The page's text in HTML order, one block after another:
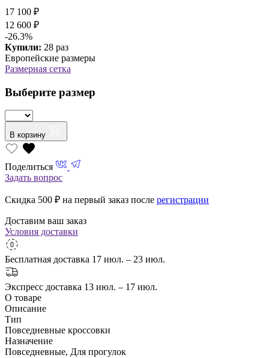
17 100 ₽
12 600 ₽
-26.3%
Купили: 28 раз
Европейские размеры
Размерная сетка
Выберите размер
В корзину
Поделиться
Задать вопрос
Скидка 500 ₽ на первый заказ после регистрации
Доставим ваш заказ
Условия доставки
Бесплатная доставка 17 июл. – 23 июл.
Экспресс доставка 13 июл. – 17 июл.
О товаре
Описание
Тип
Повседневные кроссовки
Назначение
Повседневные, Для прогулок